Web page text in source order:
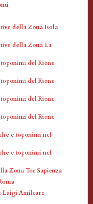
della Zona Isola
della Zona La
del Rione
del Rione
del Rione
del Rione
e toponimi nel
e toponimi nel
Zona Tor Sapienza
Luigi Amilcare